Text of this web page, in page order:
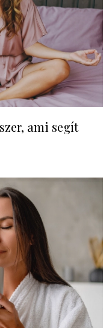
ami segít